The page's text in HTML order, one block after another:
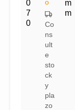
0
7
0
o
Co
ns
ult
e
sto
ck
y
pla
zo
m
m